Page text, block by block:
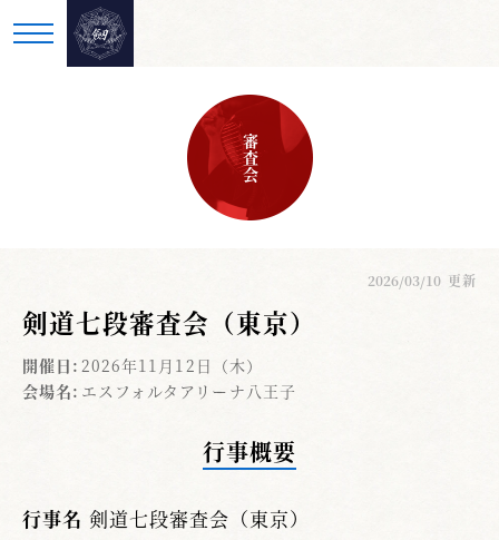
審査会
2026/03/10 更新
剣道七段審査会（東京）
開催日: 2026年11月12日（木）
会場名: エスフォルタアリーナ八王子
行事概要
行事名 剣道七段審査会（東京）